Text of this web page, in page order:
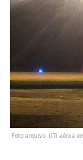
Foto arquivo. UTI aérea